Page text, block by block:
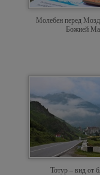
Молебен перед
Божией
Тотур – вид от